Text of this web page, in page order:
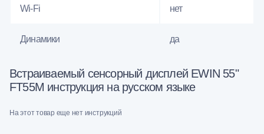
Wi-Fi нет
Динамики да
Встраиваемый сенсорный дисплей EWIN 55"
FT55M инструкция на русском языке
На этот товар еще нет инструкций